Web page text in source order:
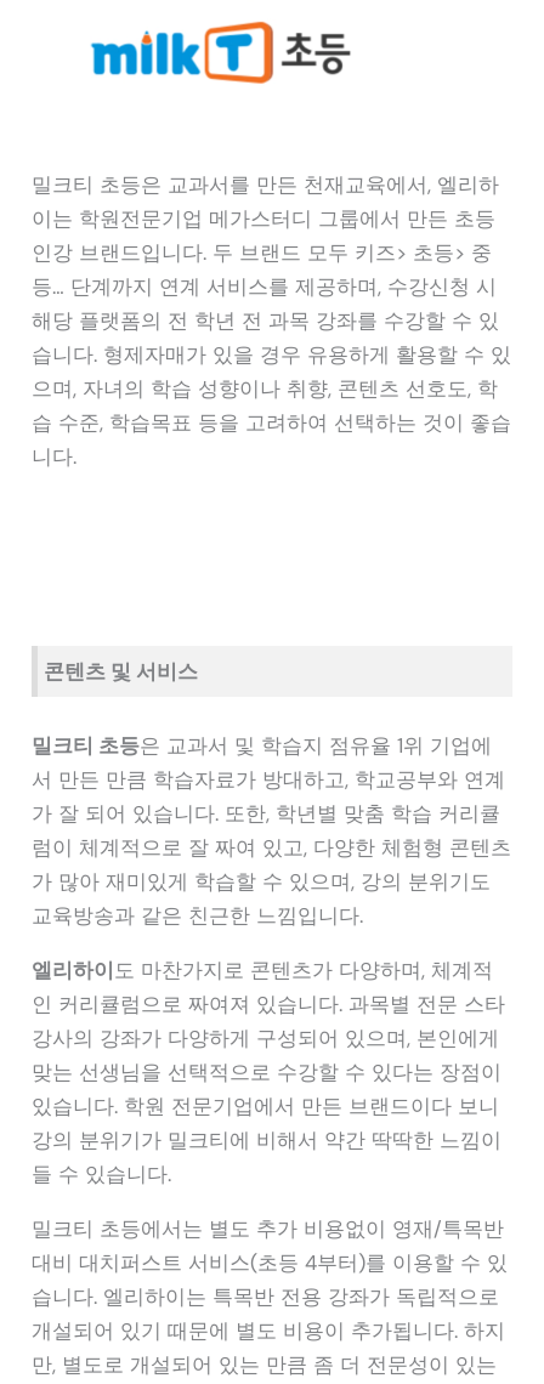
밀크티 초등은 교과서를 만든 천재교육에서, 엘리하
이는 학원전문기업 메가스터디 그룹에서 만든 초등
인강 브랜드입니다. 두 브랜드 모두 키즈> 초등> 중
등… 단계까지 연계 서비스를 제공하며, 수강신청 시
해당 플랫폼의 전 학년 전 과목 강좌를 수강할 수 있
습니다. 형제자매가 있을 경우 유용하게 활용할 수 있
으며, 자녀의 학습 성향이나 취향, 콘텐츠 선호도, 학
습 수준, 학습목표 등을 고려하여 선택하는 것이 좋습
니다.
콘텐츠 및 서비스
밀크티 초등은 교과서 및 학습지 점유율 1위 기업에
서 만든 만큼 학습자료가 방대하고, 학교공부와 연계
가 잘 되어 있습니다. 또한, 학년별 맞춤 학습 커리큘
럼이 체계적으로 잘 짜여 있고, 다양한 체험형 콘텐츠
가 많아 재미있게 학습할 수 있으며, 강의 분위기도
교육방송과 같은 친근한 느낌입니다.
엘리하이도 마찬가지로 콘텐츠가 다양하며, 체계적
인 커리큘럼으로 짜여져 있습니다. 과목별 전문 스타
강사의 강좌가 다양하게 구성되어 있으며, 본인에게
맞는 선생님을 선택적으로 수강할 수 있다는 장점이
있습니다. 학원 전문기업에서 만든 브랜드이다 보니
강의 분위기가 밀크티에 비해서 약간 딱딱한 느낌이
들 수 있습니다.
밀크티 초등에서는 별도 추가 비용없이 영재/특목반
대비 대치퍼스트 서비스(초등 4부터)를 이용할 수 있
습니다. 엘리하이는 특목반 전용 강좌가 독립적으로
개설되어 있기 때문에 별도 비용이 추가됩니다. 하지
만, 별도로 개설되어 있는 만큼 좀 더 전문성이 있는